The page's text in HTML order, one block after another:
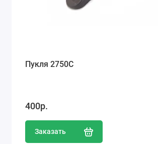
Пукля 2750С
400р.
Заказать